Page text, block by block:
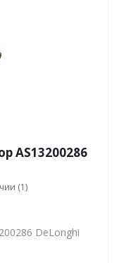
AS13200286
(1)
DeLonghi